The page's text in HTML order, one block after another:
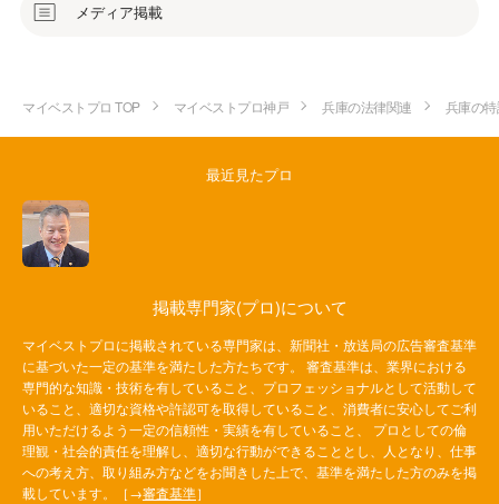
メディア掲載
マイベストプロ TOP マイベストプロ神戸 兵庫の法律関連 兵庫の
最近見たプロ
掲載専門家(プロ)について
マイベストプロに掲載されている専門家は、新聞社・放送局の広告審査基準
に基づいた一定の基準を満たした方たちです。 審査基準は、業界における
専門的な知識・技術を有していること、プロフェッショナルとして活動して
いること、適切な資格や許認可を取得していること、消費者に安心してご利
用いただけるよう一定の信頼性・実績を有していること、 プロとしての倫
理観・社会的責任を理解し、適切な行動ができることとし、人となり、仕事
への考え方、取り組み方などをお聞きした上で、基準を満たした方のみを掲
載しています。［→審査基準］